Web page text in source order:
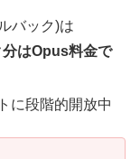
バック)は
はOpus料金で
に段階的開放中